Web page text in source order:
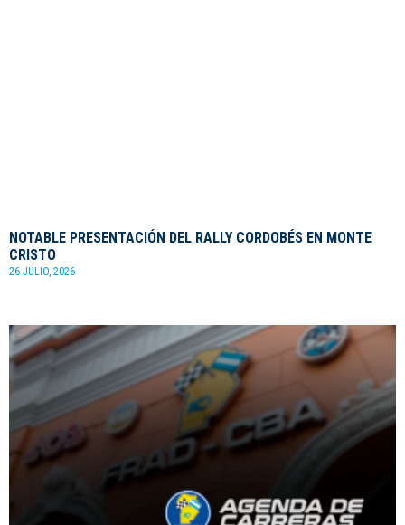
NOTABLE PRESENTACIÓN DEL RALLY CORDOBÉS EN MONTE
CRISTO
26 JULIO, 2026